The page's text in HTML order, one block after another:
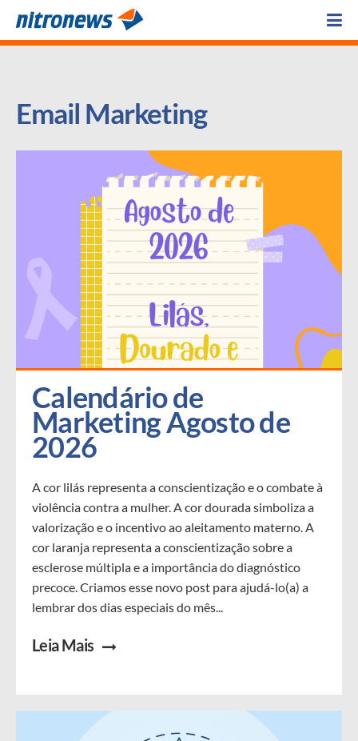
Email Marketing
Calendário de
Marketing Agosto de
2026
A cor lilás representa a conscientização e o combate à
violência contra a mulher. A cor dourada simboliza a
valorização e o incentivo ao aleitamento materno. A
cor laranja representa a conscientização sobre a
esclerose múltipla e a importância do diagnóstico
precoce. Criamos esse novo post para ajudá-lo(a) a
lembrar dos dias especiais do mês...
Leia Mais